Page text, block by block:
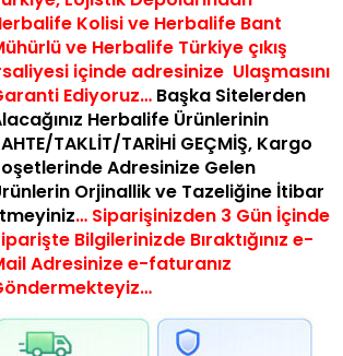
Kolisi ve Herbalife Bant
ve Herbalife Türkiye çıkış
içinde adresinize Ulaşmasını
Ediyoruz… Başka Sitelerden
Herbalife Ürünlerinin
TAKLİT/TARİHİ GEÇMİŞ, Kargo
Adresinize Gelen
Orjinallik ve Tazeliğine İtibar
… Siparişinizden 3 Gün İçinde
Bilgilerinizde Bıraktığınız e-
Adresinize e-faturanız